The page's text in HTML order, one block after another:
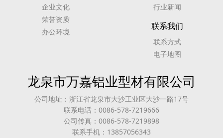
企业文化
荣誉资质
办公环境
行业新闻
联系我们
联系方式
电子地图
龙泉市万嘉铝业型材有限公司
公司地址：浙江省龙泉市大沙工业区大沙一路17号
联系电话：0086-578-7219666
公司传真：0086-578-7219898
联系手机：13857056343